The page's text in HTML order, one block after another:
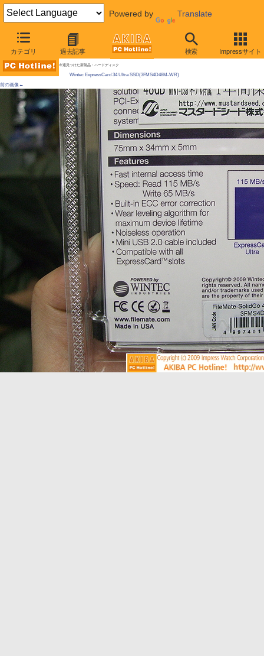
Powered by Translate
カテゴリ 過去記事 検索 Impressサイト
AKIBA PC Hotline! 2009年5月23日号
ExpressCard/34対応の高速SSDが登場、リード100MB/s超
今週見つけた新製品：ハードディスク
Wintec ExpressCard 34 Ultra SSD(3FMS4D48M-WR)
前の画像←